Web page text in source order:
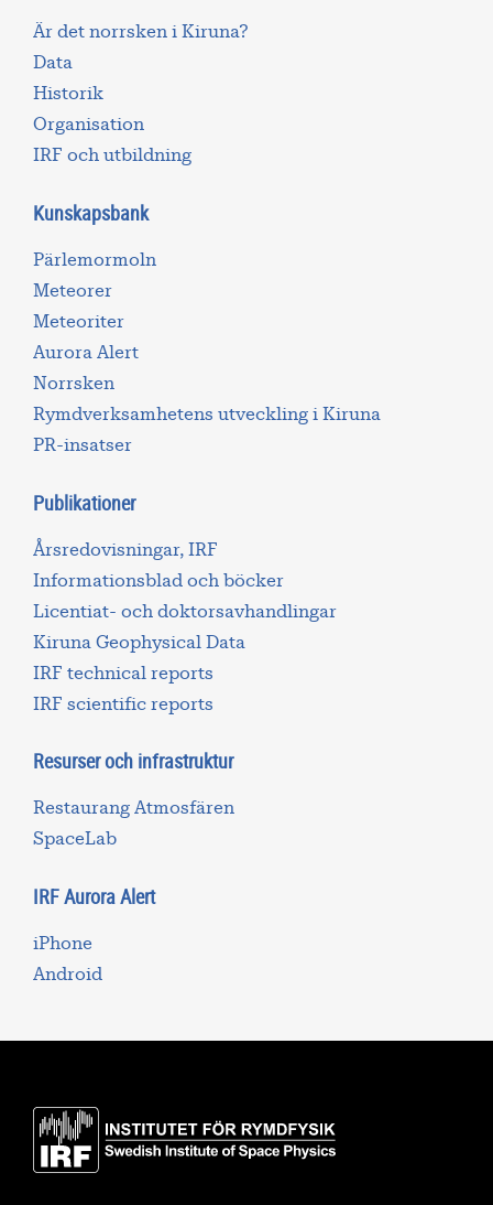
Är det norrsken i Kiruna?
Data
Historik
Organisation
IRF och utbildning
Kunskapsbank
Pärlemormoln
Meteorer
Meteoriter
Aurora Alert
Norrsken
Rymdverksamhetens utveckling i Kiruna
PR-insatser
Publikationer
Årsredovisningar, IRF
Informationsblad och böcker
Licentiat- och doktorsavhandlingar
Kiruna Geophysical Data
IRF technical reports
IRF scientific reports
Resurser och infrastruktur
Restaurang Atmosfären
SpaceLab
IRF Aurora Alert
iPhone
Android